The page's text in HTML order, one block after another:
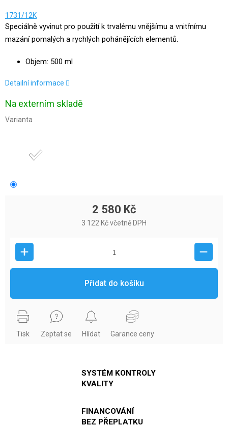
1731/12K
Speciálně vyvinut pro použití k trvalému vnějšímu a vnitřnímu
mazání pomalých a rychlých pohánějících elementů.
Objem: 500 ml
Detailní informace
Na externím skladě
Varianta
2 580 Kč
3 122 Kč včetně DPH
Přidat do košíku
Tisk Zeptat se Hlídat Garance ceny
SYSTÉM KONTROLY
KVALITY
FINANCOVÁNÍ
BEZ PŘEPLATKU